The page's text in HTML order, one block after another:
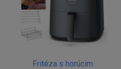
Fritéza s horúcim